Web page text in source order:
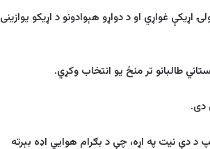
غواړي او د دواړو هېوادونو د اړيکو يوازينی
طالبانو تر منځ يو انتخاب وکړي.
دی.
د دې نيت په اړه، چې د بګرام هوايي اډه بېرته